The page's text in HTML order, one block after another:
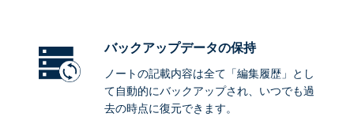
バックアップデータの保持
ノートの記載内容は全て「編集履歴」とし
て自動的にバックアップされ、いつでも過
去の時点に復元できます。